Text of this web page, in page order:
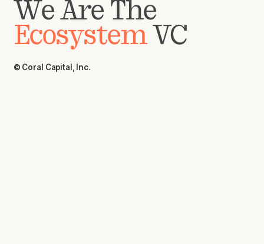
We Are The
EcosystemVC
© Coral Capital, Inc.